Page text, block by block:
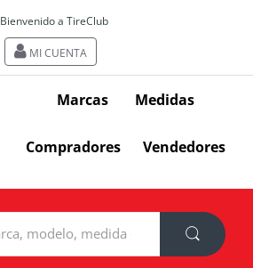
Bienvenido a TireClub
MI CUENTA
Marcas Medidas
Compradores Vendedores